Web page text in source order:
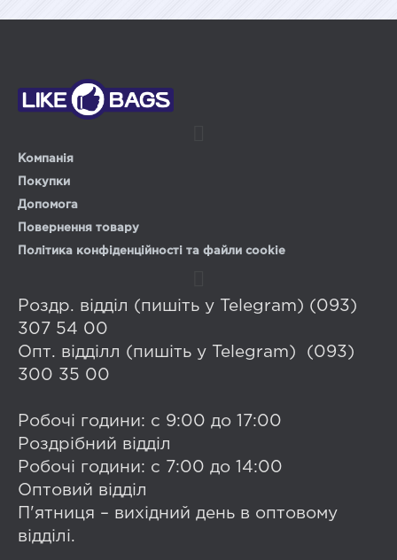
Компанія
Покупки
Допомога
Повернення товару
Політика конфіденційності та файли cookie
Роздр. відділ (пишіть у Telegram) (093)
307 54 00
Опт. відділл (пишіть у Telegram) (093)
300 35 00
Робочі години: с 9:00 до 17:00
Роздрібний відділ
Робочі години: с 7:00 до 14:00
Оптовий відділ
П'ятниця – вихідний день в оптовому
відділі.